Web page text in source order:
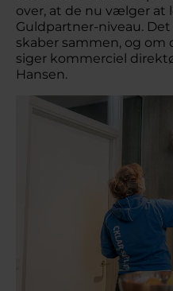
over, at de nu vælger at
Guldpartner-niveau.
skaber sammen, og om
siger kommerciel
Hansen.